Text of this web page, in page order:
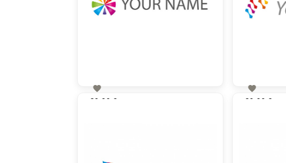

60,00 €

60,00 €